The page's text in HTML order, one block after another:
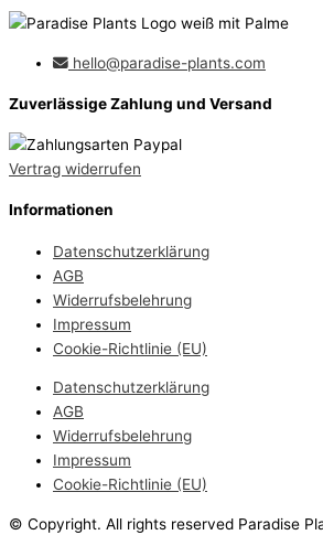
hello@paradise-plants.com
Zuverlässige Zahlung und Versand
Vertrag widerrufen
Informationen
Datenschutzerklärung
AGB
Widerrufsbelehrung
Impressum
Cookie-Richtlinie (EU)
Datenschutzerklärung
AGB
Widerrufsbelehrung
Impressum
Cookie-Richtlinie (EU)
© Copyright. All rights reserved Paradise